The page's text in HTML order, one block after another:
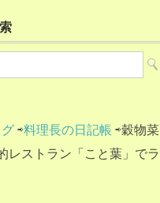
⇨料理長の日記帳 ⇨穀物菜
レストラン「こと葉」でラ